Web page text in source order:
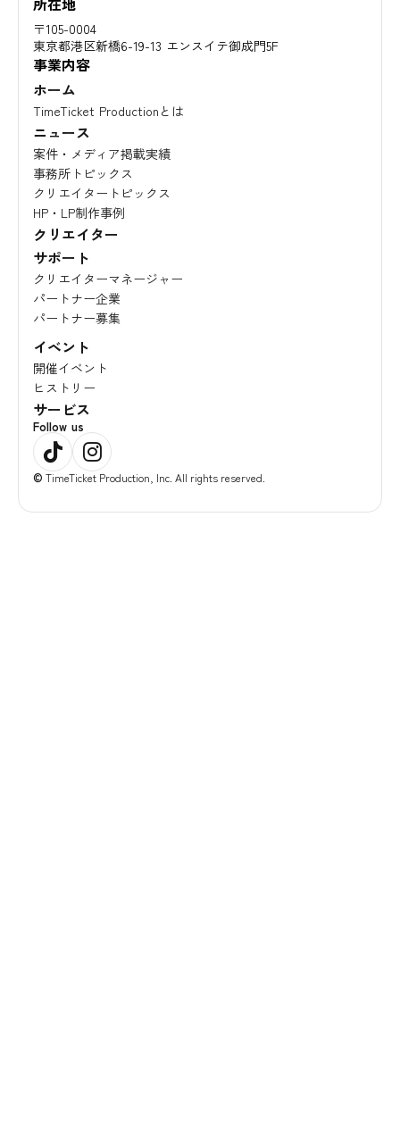
〒105-0004
東京都港区新橋6-19-13 エンスイテ御成門5F
事業内容
ホーム
TimeTicket Productionとは
ニュース
案件・メディア掲載実績
事務所トピックス
クリエイタートピックス
HP・LP制作事例
クリエイター
サポート
クリエイターマネージャー
パートナー企業
パートナー募集
イベント
開催イベント
ヒストリー
サービス
© TimeTicket Production, Inc. All rights reserved.
Follow us